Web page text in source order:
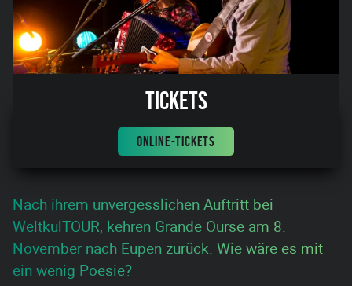
Tickets
ONLINE-TICKETS
Nach ihrem unvergesslichen Auftritt bei
WeltkulTOUR, kehren Grande Ourse am 8.
November nach Eupen zurück. Wie wäre es mit
ein wenig Poesie?